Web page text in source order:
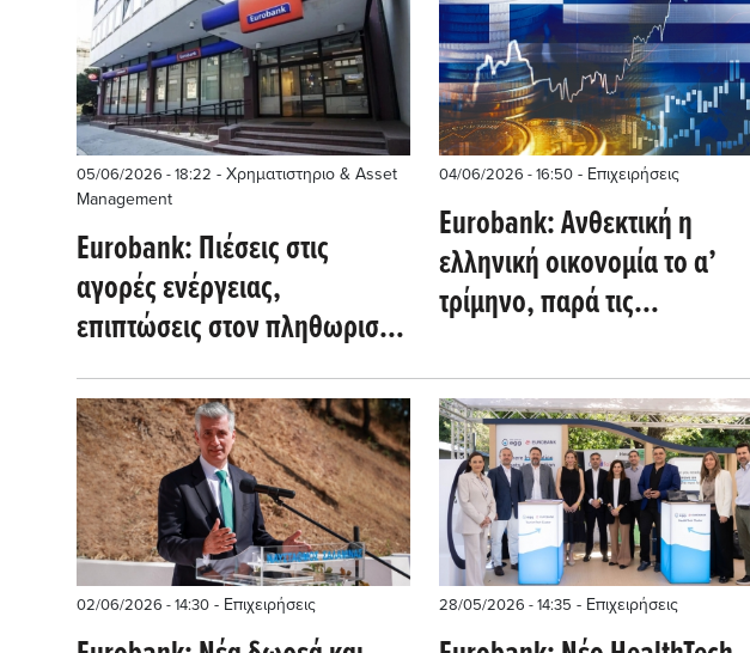
05/06/2026 - 18:22 - Χρηματιστηριο & Asset
Management
Eurobank: Πιέσεις στις
αγορές ενέργειας,
επιπτώσεις στον πληθωρισμό
και τη νομισματική πολιτική
04/06/2026 - 16:50 - Επιχειρήσεις
Eurobank: Ανθεκτική η
ελληνική οικονομία το α’
τρίμηνο, παρά τις
02/06/2026 - 14:30 - Επιχειρήσεις 28/05/2026 - 14:35 - Επιχειρήσεις